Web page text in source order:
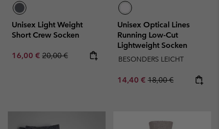
Unisex Light Weight
Short Crew Socken
Sale price:
16,00 € Regular price:
20,00 €
Unisex Optical Lines
Running Low-Cut
Lightweight Socken
BESONDERS LEICHT
Sale price:
14,40 € Regular price:
18,00 €